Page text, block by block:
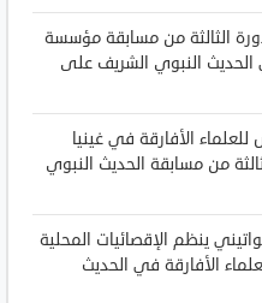
الثالثة من مسابقة مؤسسة
الحديث النبوي الشريف على
الأفارقة في غينيا
من مسابقة الحديث النبوي
ينظم الإقصائيات المحلية
الأفارقة في الحديث